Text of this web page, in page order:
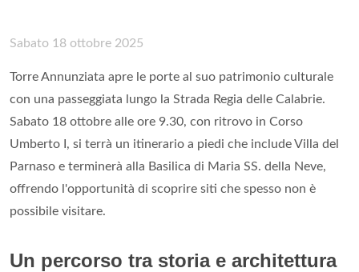
Sabato 18 ottobre 2025
Torre Annunziata apre le porte al suo patrimonio culturale
con una passeggiata lungo la Strada Regia delle Calabrie.
Sabato 18 ottobre alle ore 9.30, con ritrovo in Corso
Umberto I, si terrà un itinerario a piedi che include Villa del
Parnaso e terminerà alla Basilica di Maria SS. della Neve,
offrendo l'opportunità di scoprire siti che spesso non è
possibile visitare.
Un percorso tra storia e architettura